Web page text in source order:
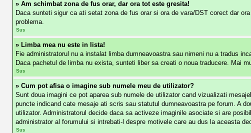
» Am schimbat zona de fus orar, dar ora tot este gresita!
Daca sunteti sigur ca ati setat zona de fus orar si ora de vara/DST corect dar
problema.
Sus
» Limba mea nu este in lista!
Fie administratorul nu a instalat limba dumneavoastra sau nimeni nu a tradus
Daca pachetul de limba nu exista, sunteti liber sa creati o noua traducere. Mai
Sus
» Cum pot afisa o imagine sub numele meu de utilizator?
Sunt doua imagini ce pot aparea sub numele de utilizator cand vizualizati
puncte indicand cate mesaje ati scris sau statutul dumneavoastra pe forum. A
utilizator. Administratorul decide daca sa activeze imaginile asociate si are
administrator al forumului si intrebati-l despre motivele care au dus la aceasta
Sus